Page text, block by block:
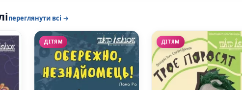
переглянути всі →
ДІТЯМ ДІТЯМ